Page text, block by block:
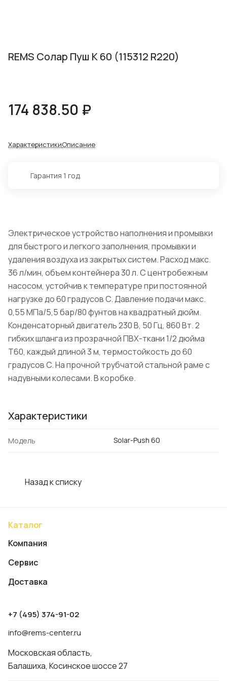
REMS Солар Пуш К 60 (115312 R220)
174 838.50 ₽
ХарактеристикиОписание
Гарантия 1 год.
Электрическое устройство наполнения и промывки
для быстрого и легкого заполнения, промывки и
удаления воздуха из закрытых систем. Расход макс.
36 л/мин, объем контейнера 30 л. С центробежным
насосом, устойчив к температуре при постоянной
нагрузке до 60 градусов C. Давление подачи макс.
0,55 МПа/5,5 бар/80 фунтов на квадратный дюйм.
Конденсаторный двигатель 230 В, 50 Гц, 860 Вт. 2
гибких шланга из прозрачной ПВХ-ткани 1/2 дюйма
T60, каждый длиной 3 м, термостойкость до 60
градусов C. На прочной трубчатой стальной раме с
надувными колесами. В коробке.
Характеристики
Модель Solar-Push 60
Назад к списку
Каталог
Компания
Сервис
Доставка
+7 (495) 374-91-02
info@rems-center.ru
Московская область,
Балашиха, Косинское шоссе 27